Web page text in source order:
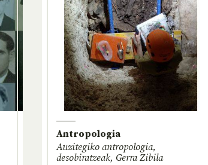
Antropologia
Auzitegiko antropologia,
desobiratzeak, Gerra Zibila